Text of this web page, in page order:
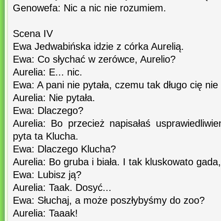
Genowefa: Nic a nic nie rozumiem.
Scena IV
Ewa Jedwabińska idzie z córka Aurelią.
Ewa: Co słychać w zerówce, Aurelio?
Aurelia: E... nic.
Ewa: A pani nie pytała, czemu tak długo cię nie
Aurelia: Nie pytała.
Ewa: Dlaczego?
Aurelia: Bo przecież napisałaś
pyta ta Klucha.
Ewa: Dlaczego Klucha?
Aurelia: Bo gruba i biała. I tak kluskowato
Ewa: Lubisz ją?
Aurelia: Taak. Dosyć...
Ewa: Słuchaj, a może poszłybyśmy do zoo?
Aurelia: Taaak!